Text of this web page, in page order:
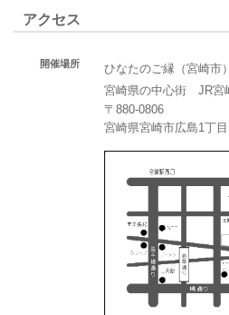
アクセス
開催場所
ひなたのご縁（宮崎市）
宮崎県の中心街 JR宮
〒880-0806
宮崎県宮崎市広島1丁